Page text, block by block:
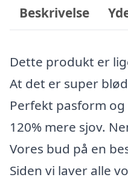
Beskrivelse
Dette produkt er
At det er super
Perfekt pasform
120% mere sjov.
Vores bud på en
Siden vi laver alle